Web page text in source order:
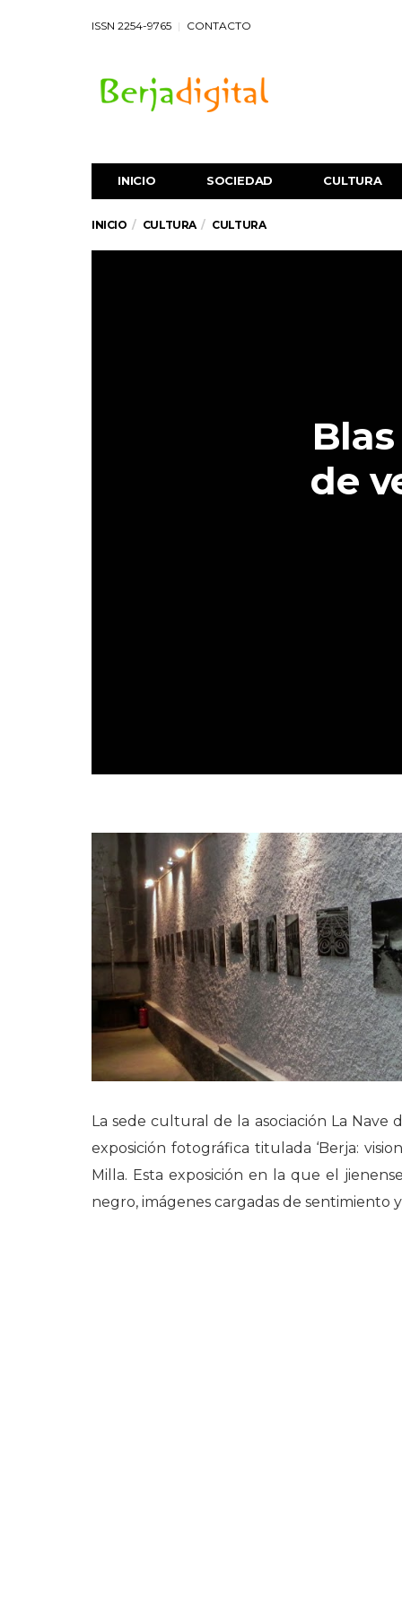
ISSN 2254-9765 CONTACTO
INICIO SOCIEDAD CULTURA
INICIO CULTURA CULTURA
de
La sede cultural de la asociación La Nave
exposición fotográfica titulada ‘Berja:
Milla. Esta exposición en la que el
negro, imágenes cargadas de sentimiento